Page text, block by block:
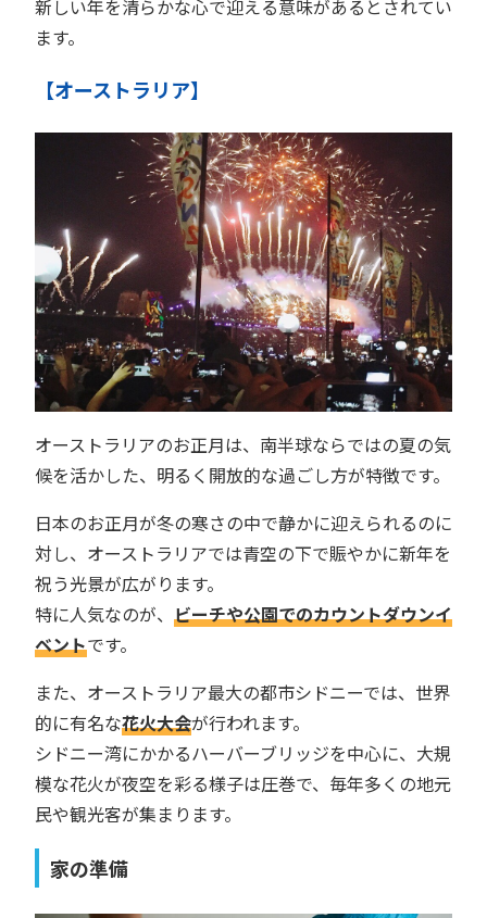
新しい年を清らかな心で迎える意味があるとされてい
ます。
【オーストラリア】
オーストラリアのお正月は、南半球ならではの夏の気
候を活かした、明るく開放的な過ごし方が特徴です。
日本のお正月が冬の寒さの中で静かに迎えられるのに
対し、オーストラリアでは青空の下で賑やかに新年を
祝う光景が広がります。
特に人気なのが、 ビーチや公園でのカウントダウンイ
ベントです。
また、オーストラリア最大の都市シドニーでは、世界
的に有名な花火大会が行われます。
シドニー湾にかかるハーバーブリッジを中心に、大規
模な花火が夜空を彩る様子は圧巻で、毎年多くの地元
民や観光客が集まります。
家の準備